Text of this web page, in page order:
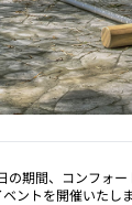
の期間、コンフォー
ントを開催いたしま